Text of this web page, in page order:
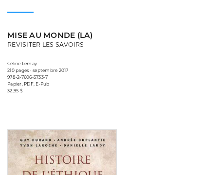
MISE AU MONDE (LA)
REVISITER LES SAVOIRS
Céline Lemay
210 pages • septembre 2017
978-2-7606-3733-7
Papier, PDF, E-Pub
32,95 $